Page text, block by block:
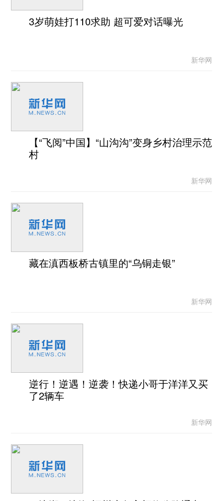
3岁萌娃打110求助 超可爱对话曝光
新华网
【“飞阅”中国】“山沟沟”变身乡村治理示范
村
新华网
藏在滇西板桥古镇里的“乌铜走银”
新华网
逆行！逆遇！逆袭！快递小哥于洋洋又买
了2辆车
新华网